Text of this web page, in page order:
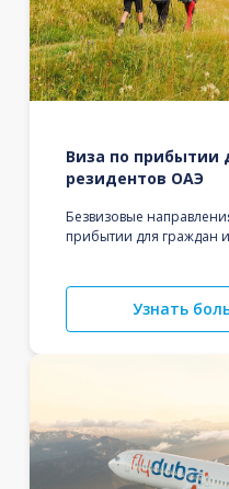
Виза по прибытии
резидентов ОАЭ
Безвизовые
прибытии для граждан
Узнать